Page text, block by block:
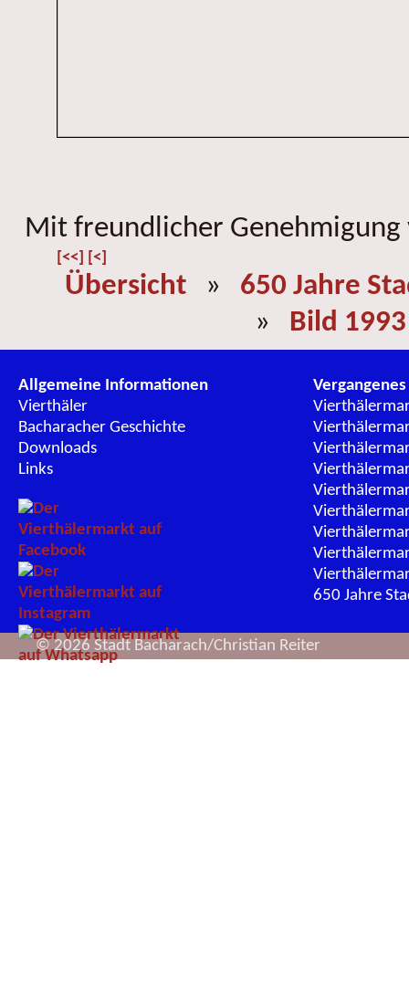
Mit freundlicher
[<<] [<]
Übersicht » 650 Jahre
» Bild 1993
Allgemeine Informationen
Vierthäler
Bacharacher Geschichte
Downloads
Links
Vergangenes
650 Jahre
© 2026 Stadt Bacharach/Christian Reiter